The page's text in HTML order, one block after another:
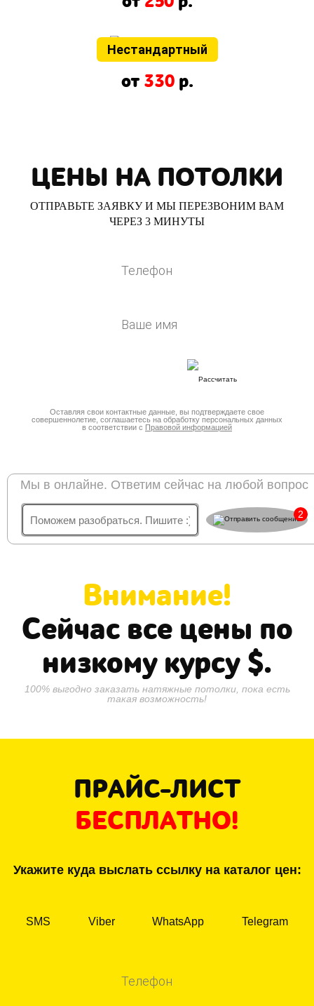
Нестандартный
от 330р.
ЦЕНЫ НА ПОТОЛКИ
ОТПРАВЬТЕ ЗАЯВКУ И МЫ ПЕРЕЗВОНИМ ВАМ
ЧЕРЕЗ 3 МИНУТЫ
Оставляя свои контактные данные, вы подтверждаете свое
совершеннолетие, соглашаетесь на обработку персональных данных
в соответствии с Правовой информацией
Мы в онлайне. Ответим сейчас на любой вопрос
2
Внимание!
Сейчас все цены по
низкому курсу $.
100% выгодно заказать натяжные потолки, пока есть
такая возможность!
ПРАЙС-ЛИСТ
БЕСПЛАТНО!
Укажите куда выслать ссылку на каталог цен:
SMS Viber WhatsApp Telegram